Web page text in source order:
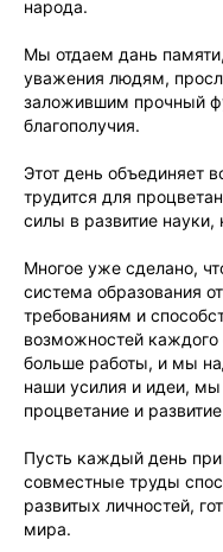
народа.
Мы отдаем дань
уважения людям,
заложившим прочный
благополучия.
Этот день объединяет
трудится для
силы в развитие науки,
Многое уже сделано,
система образования
требованиям и
возможностей каждого
больше работы, и мы
наши усилия и идеи,
процветание и
Пусть каждый день
совместные труды
развитых личностей,
мира.